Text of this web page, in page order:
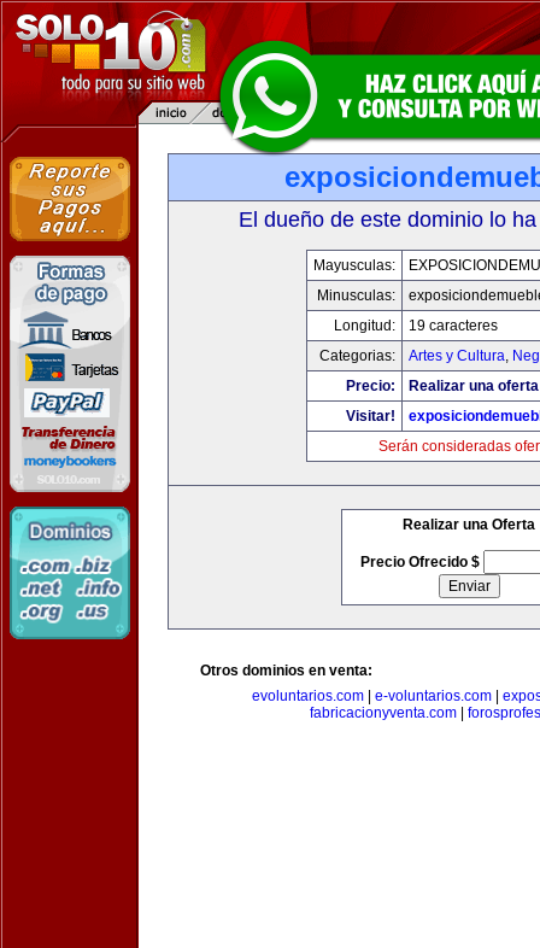
El dueño de este dominio lo
Mayusculas:
Minusculas:
Longitud:
19 caracteres
Categorias:
Artes y Cultura,
Precio:
Realizar una
Visitar!
Serán consideradas
Realizar una Oferta
Precio Ofrecido $
Otros dominios en venta:
evoluntarios.com
e-voluntarios.com
fabricacionyventa.com